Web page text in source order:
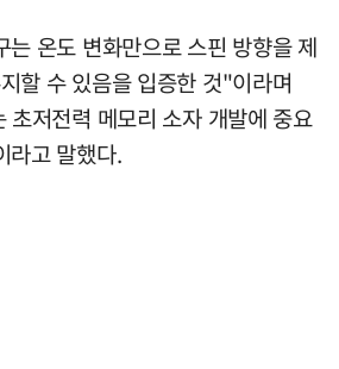
온도 변화만으로 스핀 방향을 제
할 수 있음을 입증한 것"이라며
저전력 메모리 소자 개발에 중요
라고 말했다.